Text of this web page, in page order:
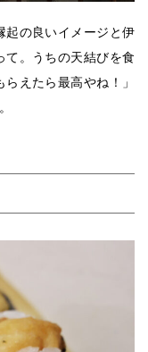
起の良いイメージと伊
て。うちの天結びを食
えたら最高やね！」